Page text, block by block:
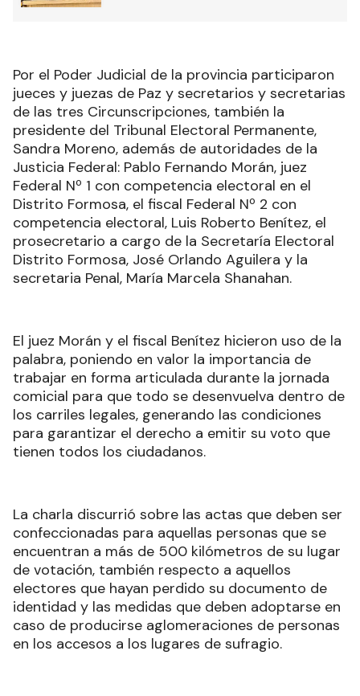
Por el Poder Judicial de la provincia participaron
jueces y juezas de Paz y secretarios y secretarias
de las tres Circunscripciones, también la
presidente del Tribunal Electoral Permanente,
Sandra Moreno, además de autoridades de la
Justicia Federal: Pablo Fernando Morán, juez
Federal Nº 1 con competencia electoral en el
Distrito Formosa, el fiscal Federal Nº 2 con
competencia electoral, Luis Roberto Benítez, el
prosecretario a cargo de la Secretaría Electoral
Distrito Formosa, José Orlando Aguilera y la
secretaria Penal, María Marcela Shanahan.
El juez Morán y el fiscal Benítez hicieron uso de la
palabra, poniendo en valor la importancia de
trabajar en forma articulada durante la jornada
comicial para que todo se desenvuelva dentro de
los carriles legales, generando las condiciones
para garantizar el derecho a emitir su voto que
tienen todos los ciudadanos.
La charla discurrió sobre las actas que deben ser
confeccionadas para aquellas personas que se
encuentran a más de 500 kilómetros de su lugar
de votación, también respecto a aquellos
electores que hayan perdido su documento de
identidad y las medidas que deben adoptarse en
caso de producirse aglomeraciones de personas
en los accesos a los lugares de sufragio.